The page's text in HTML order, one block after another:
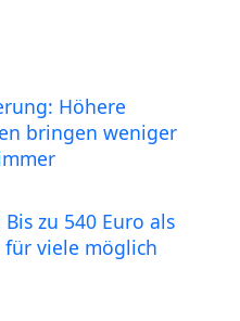
Höhere
bringen weniger
zu 540 Euro als
für viele möglich